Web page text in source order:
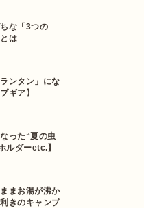
な「3つの
は
ンタン」にな
ギア】
った“夏の虫
ルダーetc.】
まお湯が沸か
きのキャンプ